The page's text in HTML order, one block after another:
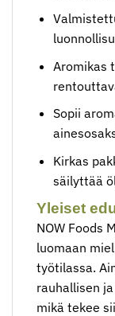
Aromikas
Sopii
Kirkas
säilyttää
Yleiset
NOW Foods
luomaan
työtilassa.
rauhallisen
mikä tekee